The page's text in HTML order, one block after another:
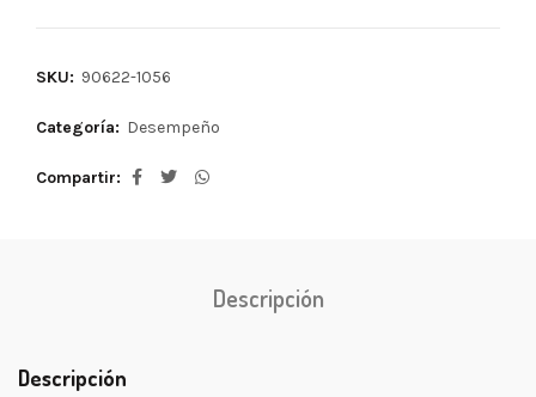
SKU: 90622-1056
Categoría: Desempeño
Compartir
Descripción
Descripción